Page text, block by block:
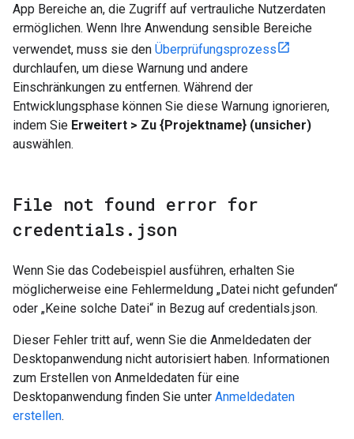
App Bereiche an, die Zugriff auf vertrauliche Nutzerdaten
ermöglichen. Wenn Ihre Anwendung sensible Bereiche
verwendet, muss sie den Überprüfungsprozess
durchlaufen, um diese Warnung und andere
Einschränkungen zu entfernen. Während der
Entwicklungsphase können Sie diese Warnung ignorieren,
indem Sie Erweitert > Zu {Projektname} (unsicher)
auswählen.
File not found error for
credentials . json
Wenn Sie das Codebeispiel ausführen, erhalten Sie
möglicherweise eine Fehlermeldung „Datei nicht gefunden“
oder „Keine solche Datei“ in Bezug auf credentials.json.
Dieser Fehler tritt auf, wenn Sie die Anmeldedaten der
Desktopanwendung nicht autorisiert haben. Informationen
zum Erstellen von Anmeldedaten für eine
Desktopanwendung finden Sie unter Anmeldedaten
erstellen.